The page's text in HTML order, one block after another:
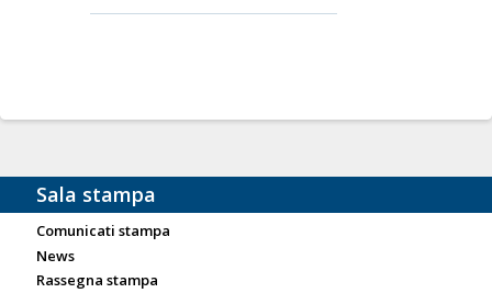
Sala stampa
Comunicati stampa
News
Rassegna stampa